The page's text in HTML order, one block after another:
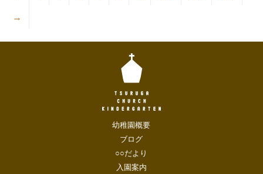
→
幼稚園概要
ブログ
○○だより
入園案内